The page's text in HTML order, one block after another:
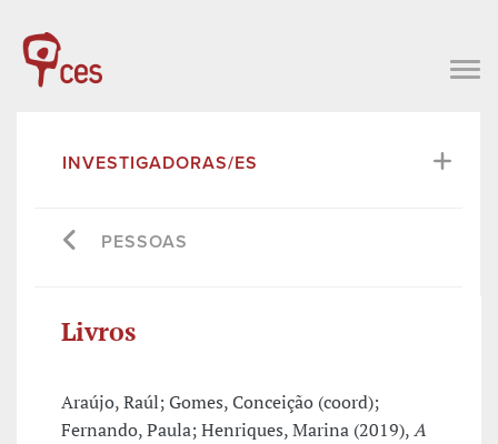
INVESTIGADORAS/ES
PESSOAS
Livros
Araújo, Raúl; Gomes, Conceição (coord);
Fernando, Paula; Henriques, Marina (2019),A